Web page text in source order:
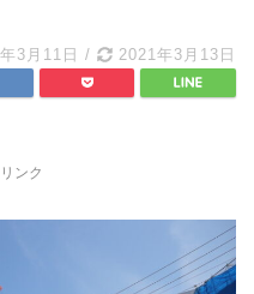
3月11日 / 2021年3月13日
ンク